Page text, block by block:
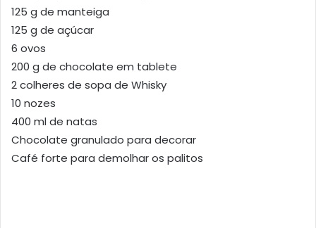
125 g de manteiga
125 g de açúcar
6 ovos
200 g de chocolate em tablete
2 colheres de sopa de Whisky
10 nozes
400 ml de natas
Chocolate granulado para decorar
Café forte para demolhar os palitos